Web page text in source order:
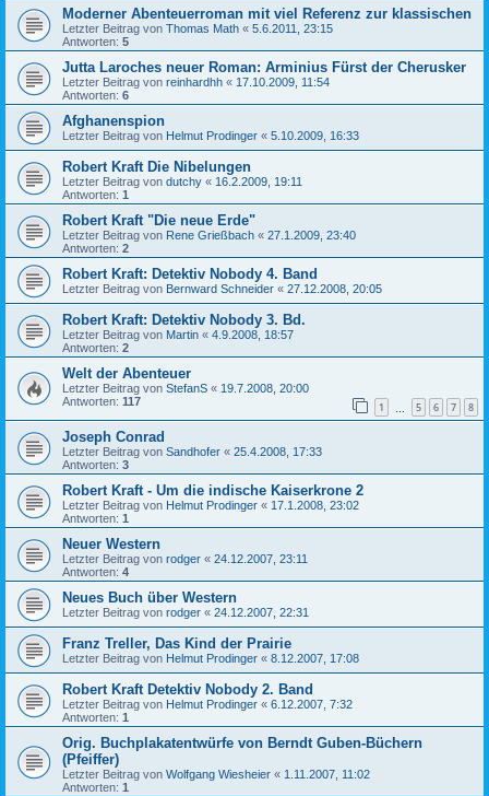
Moderner Abenteuerroman mit viel Referenz zur klassischen
Letzter Beitrag von Thomas Math « 5.6.2011, 23:15
Antworten: 5
Jutta Laroches neuer Roman: Arminius Fürst der Cherusker
Letzter Beitrag von reinhardhh « 17.10.2009, 11:54
Antworten: 6
Afghanenspion
Letzter Beitrag von Helmut Prodinger « 5.10.2009, 16:33
Robert Kraft Die Nibelungen
Letzter Beitrag von dutchy « 16.2.2009, 19:11
Antworten: 1
Robert Kraft "Die neue Erde"
Letzter Beitrag von Rene Grießbach « 27.1.2009, 23:40
Antworten: 2
Robert Kraft: Detektiv Nobody 4. Band
Letzter Beitrag von Bernward Schneider « 27.12.2008, 20:05
Robert Kraft: Detektiv Nobody 3. Bd.
Letzter Beitrag von Martin « 4.9.2008, 18:57
Antworten: 2
Welt der Abenteuer
Letzter Beitrag von StefanS « 19.7.2008, 20:00
Antworten: 117 1 5 6 7 8
Joseph Conrad
Letzter Beitrag von Sandhofer « 25.4.2008, 17:33
Antworten: 3
Robert Kraft - Um die indische Kaiserkrone 2
Letzter Beitrag von Helmut Prodinger « 17.1.2008, 23:02
Antworten: 1
Neuer Western
Letzter Beitrag von rodger « 24.12.2007, 23:11
Antworten: 4
Neues Buch über Western
Letzter Beitrag von rodger « 24.12.2007, 22:31
Franz Treller, Das Kind der Prairie
Letzter Beitrag von Helmut Prodinger « 8.12.2007, 17:08
Robert Kraft Detektiv Nobody 2. Band
Letzter Beitrag von Helmut Prodinger « 6.12.2007, 7:32
Antworten: 1
Orig. Buchplakatentwürfe von Berndt Guben-Büchern
(Pfeiffer)
Letzter Beitrag von Wolfgang Wiesheier « 1.11.2007, 11:02
Antworten: 1